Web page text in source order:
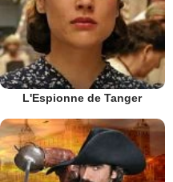
L'Espionne de Tanger